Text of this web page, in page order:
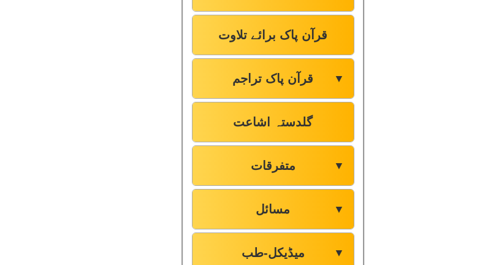
قرآن پاک برائے تلاوت
قرآن پاک تراجم ▼
گلدستہ اشاعت
متفرقات ▼
مسائل ▼
میڈیکل-طب ▼